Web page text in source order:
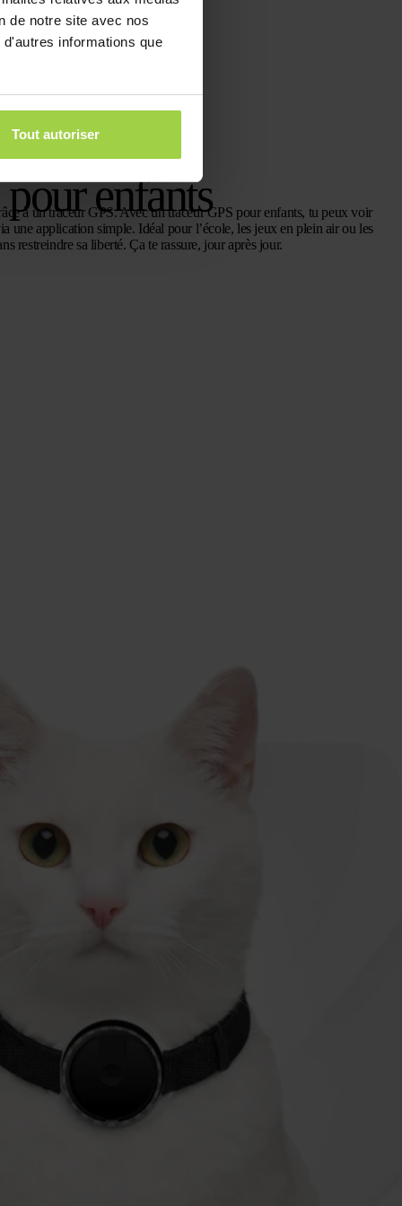
de notre site avec nos
informations que
Tout autoriser
enfants
à un traceur GPS. Avec un traceur GPS pour enfants, tu peux voir
une application simple. Idéal pour l’école, les jeux en plein air ou les
restreindre sa liberté. Ça te rassure, jour après jour.